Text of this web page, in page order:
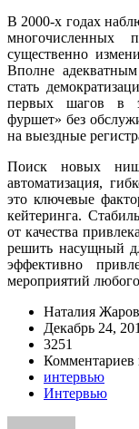
В 2000-х годах
многочисленных
существенно
Вполне
стать
первых шагов в
фуршет» без
на выездные
Поиск новых
автоматизация,
это ключевые
кейтеринга.
от качества
решить насущный
эффективно
мероприятий
Наталия
Декабрь 24,
3251
Комментариев
интервью
Интервью